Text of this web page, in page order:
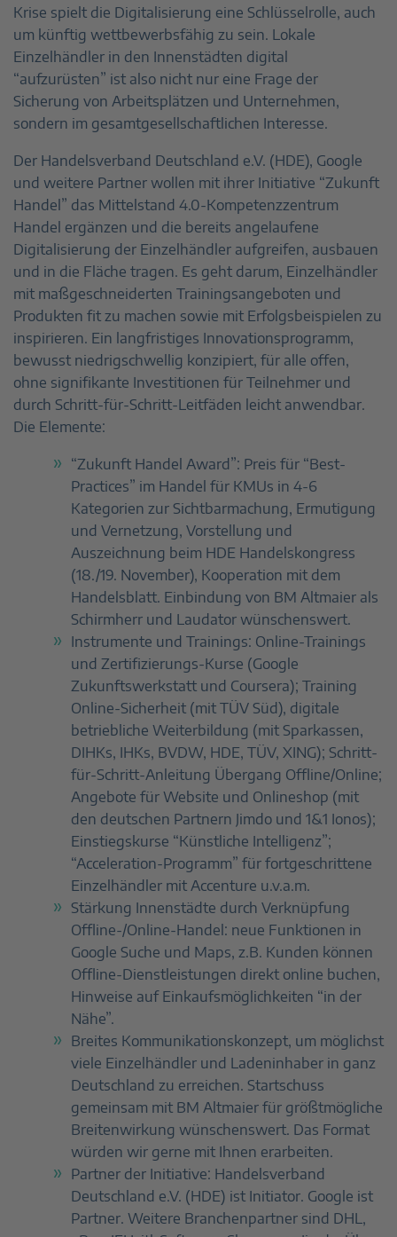
Krise spielt die Digitalisierung eine Schlüsselrolle, auch
um künftig wettbewerbsfähig zu sein. Lokale
Einzelhändler in den Innenstädten digital
“aufzurüsten” ist also nicht nur eine Frage der
Sicherung von Arbeitsplätzen und Unternehmen,
sondern im gesamtgesellschaftlichen Interesse.
Der Handelsverband Deutschland e.V. (HDE), Google
und weitere Partner wollen mit ihrer Initiative “Zukunft
Handel” das Mittelstand 4.0-Kompetenzzentrum
Handel ergänzen und die bereits angelaufene
Digitalisierung der Einzelhändler aufgreifen, ausbauen
und in die Fläche tragen. Es geht darum, Einzelhändler
mit maßgeschneiderten Trainingsangeboten und
Produkten fit zu machen sowie mit Erfolgsbeispielen zu
inspirieren. Ein langfristiges Innovationsprogramm,
bewusst niedrigschwellig konzipiert, für alle offen,
ohne signifikante Investitionen für Teilnehmer und
durch Schritt-für-Schritt-Leitfäden leicht anwendbar.
Die Elemente:
“Zukunft Handel Award”: Preis für “Best-
Practices” im Handel für KMUs in 4-6
Kategorien zur Sichtbarmachung, Ermutigung
und Vernetzung, Vorstellung und
Auszeichnung beim HDE Handelskongress
(18./19. November), Kooperation mit dem
Handelsblatt. Einbindung von BM Altmaier als
Schirmherr und Laudator wünschenswert.
Instrumente und Trainings: Online-Trainings
und Zertifizierungs-Kurse (Google
Zukunftswerkstatt und Coursera); Training
Online-Sicherheit (mit TÜV Süd), digitale
betriebliche Weiterbildung (mit Sparkassen,
DIHKs, IHKs, BVDW, HDE, TÜV, XING); Schritt-
für-Schritt-Anleitung Übergang Offline/Online;
Angebote für Website und Onlineshop (mit
den deutschen Partnern Jimdo und 1&1 Ionos);
Einstiegskurse “Künstliche Intelligenz”;
“Acceleration-Programm” für fortgeschrittene
Einzelhändler mit Accenture u.v.a.m.
Stärkung Innenstädte durch Verknüpfung
Offline-/Online-Handel: neue Funktionen in
Google Suche und Maps, z.B. Kunden können
Offline-Dienstleistungen direkt online buchen,
Hinweise auf Einkaufsmöglichkeiten “in der
Nähe”.
Breites Kommunikationskonzept, um möglichst
viele Einzelhändler und Ladeninhaber in ganz
Deutschland zu erreichen. Startschuss
gemeinsam mit BM Altmaier für größtmögliche
Breitenwirkung wünschenswert. Das Format
würden wir gerne mit Ihnen erarbeiten.
Partner der Initiative: Handelsverband
Deutschland e.V. (HDE) ist Initiator. Google ist
Partner. Weitere Branchenpartner sind DHL,